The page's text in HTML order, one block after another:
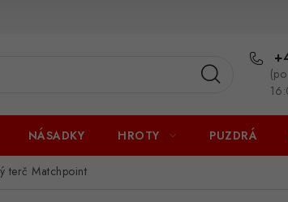
NÁSADKY HROTY PUZDRÁ
terč Matchpoint